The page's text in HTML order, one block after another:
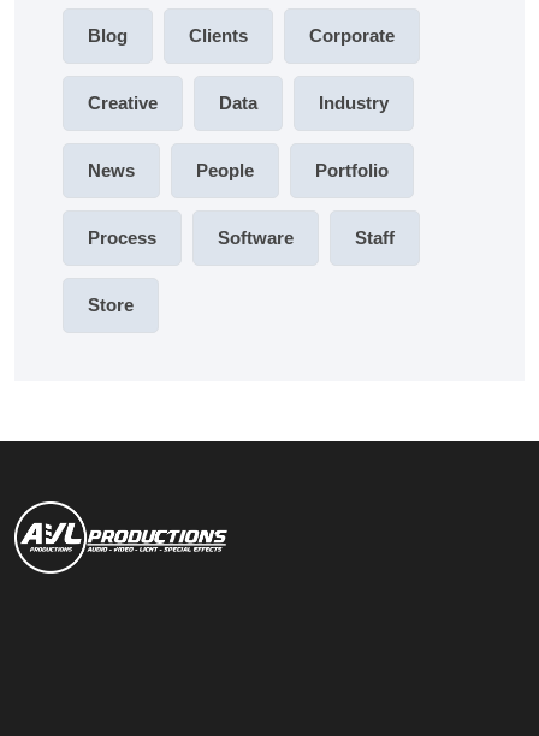
Blog Clients Corporate
Creative Data Industry
News People Portfolio
Process Software Staff
Store